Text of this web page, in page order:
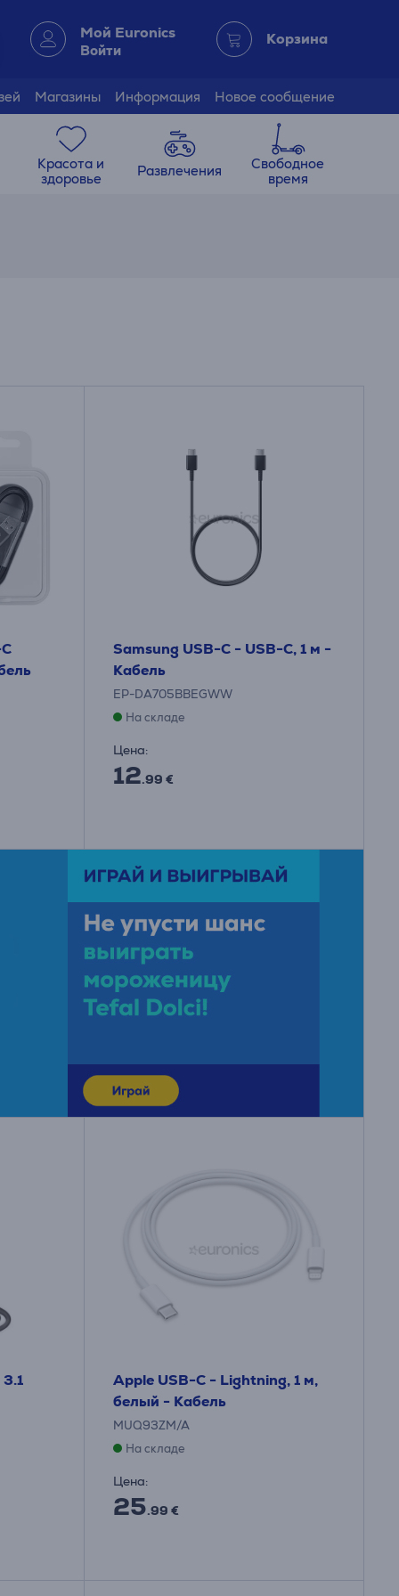
Мой Euronics
Войти
Корзина
Магазины Информация Новое сообщение
Красота и
здоровье
Развлечения
Свободное
время
Samsung USB-C - USB-C, 1 м -
Кабель
EP-DA705BBEGWW
На складе
Цена:
12.99 €
Apple USB-C - Lightning, 1 м,
белый - Кабель
MUQ93ZM/A
На складе
Цена:
25.99 €